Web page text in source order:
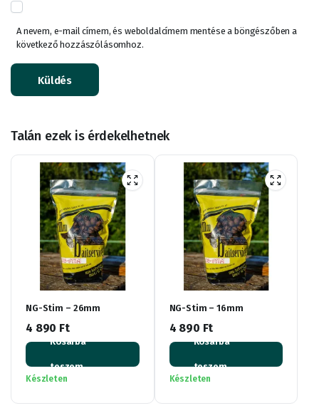
A nevem, e-mail címem, és weboldalcímem mentése a böngészőben a
következő hozzászólásomhoz.
Talán ezek is érdekelhetnek
NG-Stim – 26mm
4 890 Ft
Kosárba
teszem
Készleten
NG-Stim – 16mm
4 890 Ft
Kosárba
teszem
Készleten